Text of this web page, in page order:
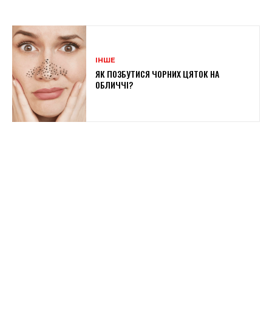
ІНШЕ
ЯК ПОЗБУТИСЯ ЧОРНИХ ЦЯТОК НА
ОБЛИЧЧІ?